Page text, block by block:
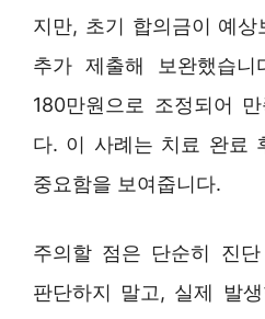
지만, 초기 합의금이 예
추가 제출해 보완했습
180만원으로 조정되어
다. 이 사례는 치료 완료
중요함을 보여줍니다.
주의할 점은 단순히 진
판단하지 말고, 실제 발